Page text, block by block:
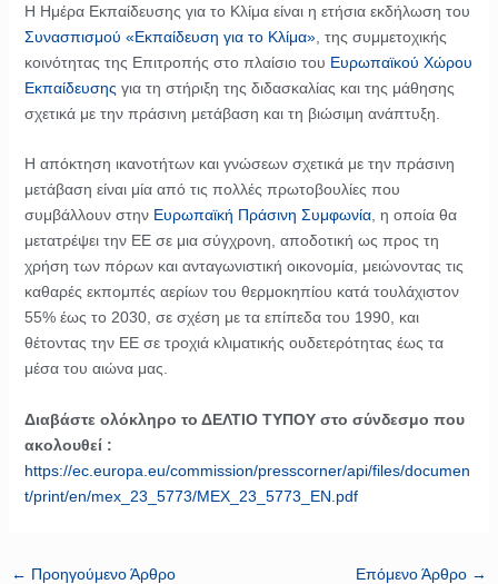
Η Ημέρα Εκπαίδευσης για το Κλίμα είναι η ετήσια εκδήλωση του
Συνασπισμού «Εκπαίδευση για το Κλίμα», της συμμετοχικής
κοινότητας της Επιτροπής στο πλαίσιο του Ευρωπαϊκού Χώρου
Εκπαίδευσης για τη στήριξη της διδασκαλίας και της μάθησης
σχετικά με την πράσινη μετάβαση και τη βιώσιμη ανάπτυξη.
Η απόκτηση ικανοτήτων και γνώσεων σχετικά με την πράσινη
μετάβαση είναι μία από τις πολλές πρωτοβουλίες που
συμβάλλουν στην Ευρωπαϊκή Πράσινη Συμφωνία, η οποία θα
μετατρέψει την ΕΕ σε μια σύγχρονη, αποδοτική ως προς τη
χρήση των πόρων και ανταγωνιστική οικονομία, μειώνοντας τις
καθαρές εκπομπές αερίων του θερμοκηπίου κατά τουλάχιστον
55% έως το 2030, σε σχέση με τα επίπεδα του 1990, και
θέτοντας την ΕΕ σε τροχιά κλιματικής ουδετερότητας έως τα
μέσα του αιώνα μας.
Διαβάστε ολόκληρο το ΔΕΛΤΙΟ ΤΥΠΟΥ στο σύνδεσμο που
ακολουθεί :
https://ec.europa.eu/commission/presscorner/api/files/documen
t/print/en/mex_23_5773/MEX_23_5773_EN.pdf
← Προηγούμενο Άρθρο Επόμενο Άρθρο →